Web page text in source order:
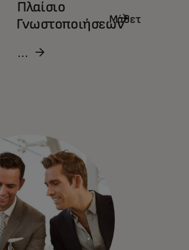
Πλαίσιο
Γνωστοποιήσεων
Μάθετε
Μάθετε